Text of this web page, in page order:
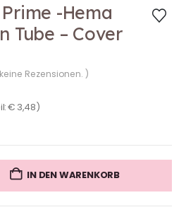
-Hema
Tube – Cover
Rezensionen. )
€ 3,48)
IN DEN WARENKORB